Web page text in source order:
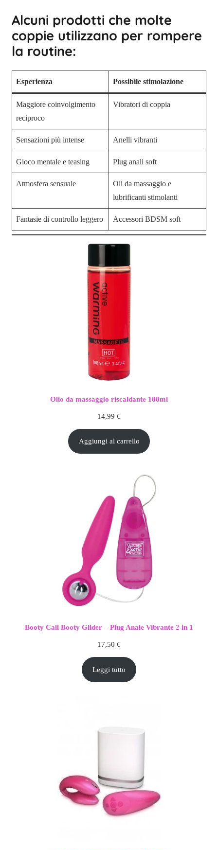
Alcuni prodotti che molte
coppie utilizzano per rompere
la routine:
Esperienza Possibile stimolazione
Maggiore coinvolgimento
reciproco
Vibratori di coppia
Sensazioni più intense Anelli vibranti
Gioco mentale e teasing Plug anali soft
Atmosfera sensuale
Oli da massaggio e
lubrificanti stimolanti
Fantasie di controllo leggero Accessori BDSM soft
Olio da massaggio riscaldante 100ml
14,99 €
Aggiungi al carrello
Booty Call Booty Glider – Plug Anale Vibrante 2 in 1
17,50 €
Leggi tutto